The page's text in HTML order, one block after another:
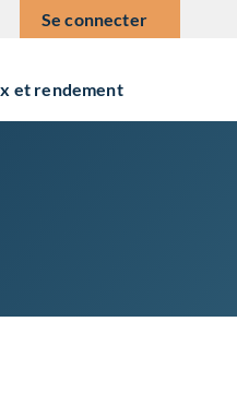
Se connecter
et rendement